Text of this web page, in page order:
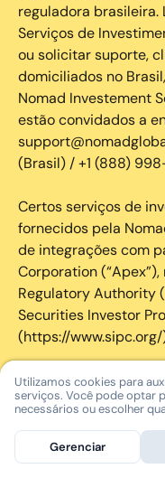
reguladora brasileira.
Serviços de
ou solicitar suporte,
domiciliados no
Nomad Investement
estão convidados a
(Brasil) / +1 (888)
Certos serviços de
fornecidos pela
de integrações com
Corporation
Regulatory Authority
Securities Investor
(https://www.sipc.org/
A SIPC protege os
seus membros em
disponível mediante
SIPC não protege
Utilizamos cookies para
serviços. Você pode optar
necessários ou escolher
Gerenciar